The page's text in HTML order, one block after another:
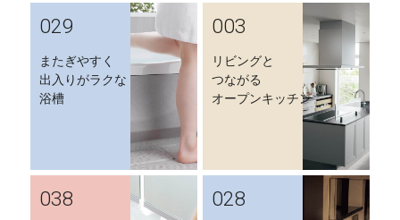
029
またぎやすく
出入りがラクな
浴槽
003
リビングと
つながる
オープンキッチン
038 028